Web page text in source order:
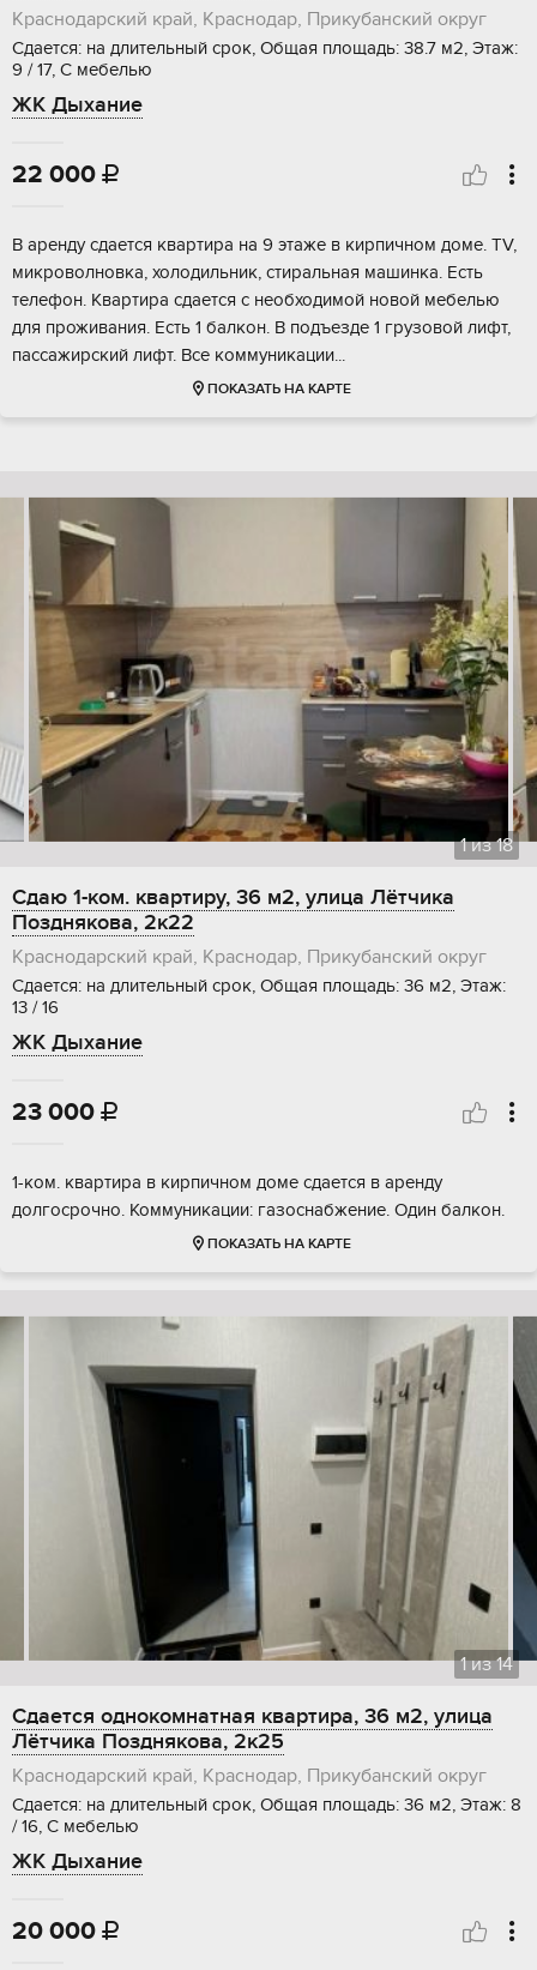
Краснодарский край, Краснодар, Прикубанский округ
Сдается: на длительный срок, Общая площадь: 38.7 м2, Этаж:
9 / 17, С мебелью
ЖК Дыхание
22 000 
В аренду сдается квартира на 9 этаже в кирпичном доме. TV,
микроволновка, холодильник, стиральная машинка. Есть
телефон. Квартира сдается с необходимой новой мебелью
для проживания. Есть 1 балкон. В подъезде 1 грузовой лифт,
пассажирский лифт. Все коммуникации...
ПОКАЗАТЬ НА КАРТЕ
1из18
Сдаю 1-ком. квартиру, 36 м2, улица Лётчика
Позднякова, 2к22
Краснодарский край, Краснодар, Прикубанский округ
Сдается: на длительный срок, Общая площадь: 36 м2, Этаж:
13 / 16
ЖК Дыхание
23 000 
1-ком. квартира в кирпичном доме сдается в аренду
долгосрочно. Коммуникации: газоснабжение. Один балкон.
ПОКАЗАТЬ НА КАРТЕ
1из14
Сдается однокомнатная квартира, 36 м2, улица
Лётчика Позднякова, 2к25
Краснодарский край, Краснодар, Прикубанский округ
Сдается: на длительный срок, Общая площадь: 36 м2, Этаж: 8
/ 16, С мебелью
ЖК Дыхание
20 000 